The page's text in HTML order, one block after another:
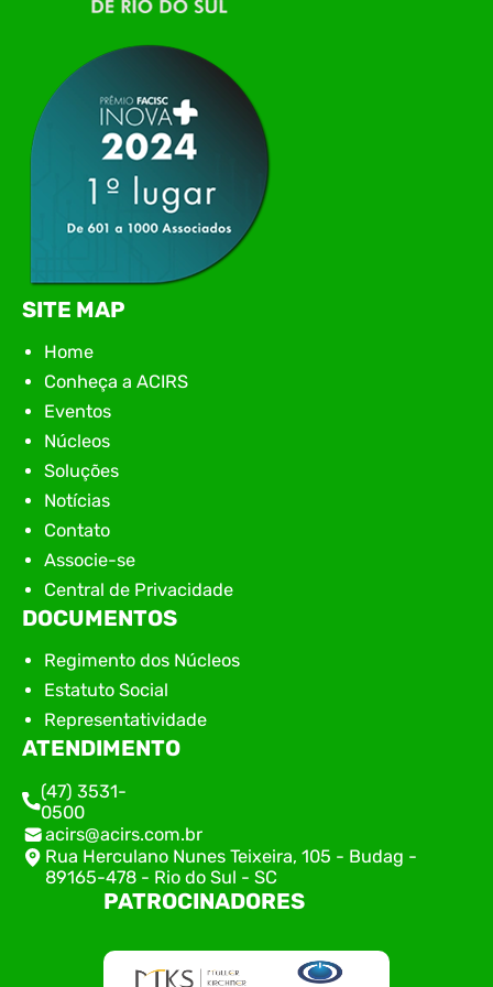
apresentação de novas iniciativas para o setor. O
encontro aconteceu em Rio…
SITE MAP
Home
Conheça a ACIRS
Eventos
Núcleos
Soluções
Notícias
Contato
Associe-se
Central de Privacidade
DOCUMENTOS
Regimento dos Núcleos
Estatuto Social
Representatividade
ATENDIMENTO
(47) 3531-
0500
acirs@acirs.com.br
Rua Herculano Nunes Teixeira, 105 - Budag -
89165-478 - Rio do Sul - SC
PATROCINADORES